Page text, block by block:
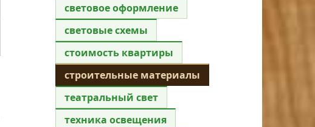
световое оформление
световые схемы
стоимость квартиры
строительные материалы
театральный свет
техника освещения